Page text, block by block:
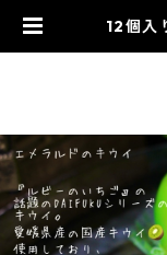
12個入
【公式
オンラ